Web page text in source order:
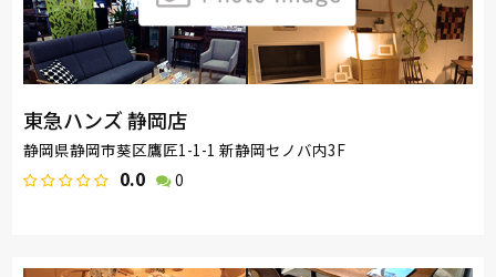
東急ハンズ 静岡店
静岡県静岡市葵区鷹匠1-1-1 新静岡セノバ内3F
0.0 0